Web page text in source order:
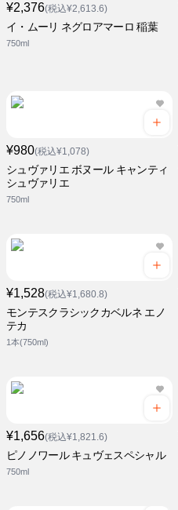
¥2,376(税込¥2,613.6)
イ・ムーリ ネグロアマーロ 稲葉
750ml
¥980(税込¥1,078)
シュヴァリエ ボヌール キャンティ
シュヴァリエ
750ml
¥1,528(税込¥1,680.8)
モンテスクラシックカベルネ エノ
テカ
1本(750ml)
¥1,656(税込¥1,821.6)
ピノノワール キュヴェスペシャル
750ml